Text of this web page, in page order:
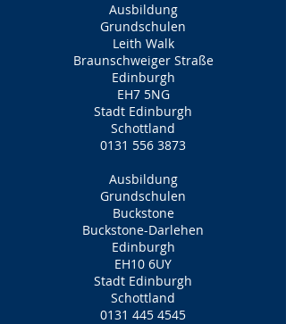
Ausbildung
Grundschulen
Leith Walk
Braunschweiger Straße
Edinburgh
EH7 5NG
Stadt Edinburgh
Schottland
0131 556 3873
Ausbildung
Grundschulen
Buckstone
Buckstone-Darlehen
Edinburgh
EH10 6UY
Stadt Edinburgh
Schottland
0131 445 4545